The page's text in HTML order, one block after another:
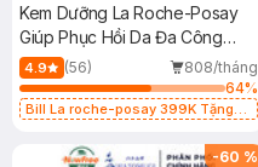
Kem Dưỡng La Roche-Posay
Giúp Phục Hồi Da Đa Công
Dụng 40ml
4.9 (56)
808/tháng
64%
Bill La roche-posay 399K Tặng
(SL có hạn)
-60 %